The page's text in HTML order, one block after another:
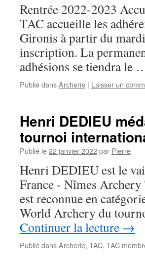
Rentrée 2022-2023
TAC accueille les
Gironis à partir du
inscription. La
adhésions se tiendra le
Publié dansArcherie | Laisser un
Henri DEDIEU
tournoi
Publié le22 janvier 2022par Pierre
Henri DEDIEU est le
France - Nîmes
est reconnue en
World Archery du
Continuer la lecture →
Publié dansArcherie, TAC, TAC